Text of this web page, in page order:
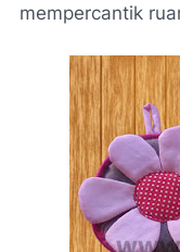
mempercantik